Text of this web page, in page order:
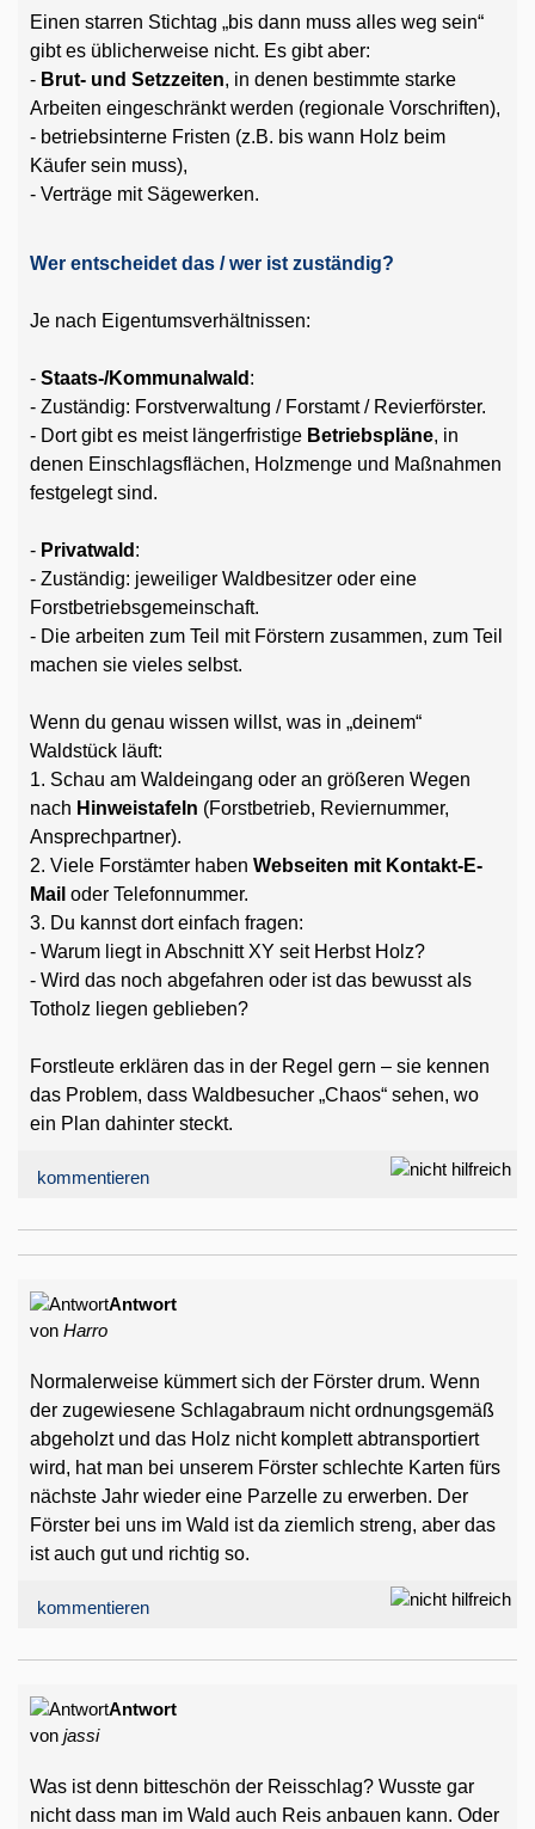
Einen starren Stichtag „bis dann muss alles weg sein“
gibt es üblicherweise nicht. Es gibt aber:
- Brut- und Setzzeiten, in denen bestimmte starke
Arbeiten eingeschränkt werden (regionale Vorschriften),
- betriebsinterne Fristen (z.B. bis wann Holz beim
Käufer sein muss),
- Verträge mit Sägewerken.
Wer entscheidet das / wer ist zuständig?
Je nach Eigentumsverhältnissen:
- Staats-/Kommunalwald :
- Zuständig: Forstverwaltung / Forstamt / Revierförster.
- Dort gibt es meist längerfristige Betriebspläne, in
denen Einschlagsflächen, Holzmenge und Maßnahmen
festgelegt sind.
- Privatwald :
- Zuständig: jeweiliger Waldbesitzer oder eine
Forstbetriebsgemeinschaft.
- Die arbeiten zum Teil mit Förstern zusammen, zum Teil
machen sie vieles selbst.
Wenn du genau wissen willst, was in „deinem“
Waldstück läuft:
1. Schau am Waldeingang oder an größeren Wegen
nach Hinweistafeln (Forstbetrieb, Reviernummer,
Ansprechpartner).
2. Viele Forstämter haben Webseiten mit Kontakt-E-
Mail oder Telefonnummer.
3. Du kannst dort einfach fragen:
- Warum liegt in Abschnitt XY seit Herbst Holz?
- Wird das noch abgefahren oder ist das bewusst als
Totholz liegen geblieben?
Forstleute erklären das in der Regel gern – sie kennen
das Problem, dass Waldbesucher „Chaos“ sehen, wo
ein Plan dahinter steckt.
kommentieren
Antwort
von Harro
Normalerweise kümmert sich der Förster drum. Wenn
der zugewiesene Schlagabraum nicht ordnungsgemäß
abgeholzt und das Holz nicht komplett abtransportiert
wird, hat man bei unserem Förster schlechte Karten fürs
nächste Jahr wieder eine Parzelle zu erwerben. Der
Förster bei uns im Wald ist da ziemlich streng, aber das
ist auch gut und richtig so.
kommentieren
Antwort
von jassi
Was ist denn bitteschön der Reisschlag? Wusste gar
nicht dass man im Wald auch Reis anbauen kann. Oder